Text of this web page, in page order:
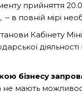
прийняття
– в повній мірі
Кабінету
бізнесу
мають